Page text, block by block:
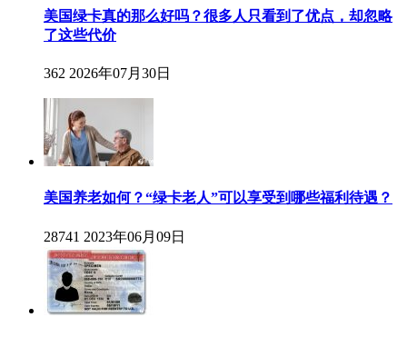
美国绿卡真的那么好吗？很多人只看到了优点，却忽略
了这些代价
362 2026年07月30日
美国养老如何？“绿卡老人”可以享受到哪些福利待遇？
28741 2023年06月09日